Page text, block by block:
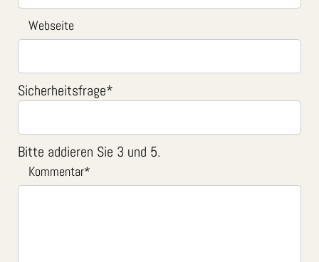
Webseite
Sicherheitsfrage*
Bitte addieren Sie 3 und 5.
Kommentar*